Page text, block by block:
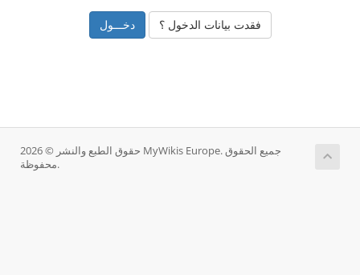
فقدت بيانات الدخول ؟
حقوق الطبع والنشر © 2026 MyWikis Europe. جميع الحقوق
محفوظة.